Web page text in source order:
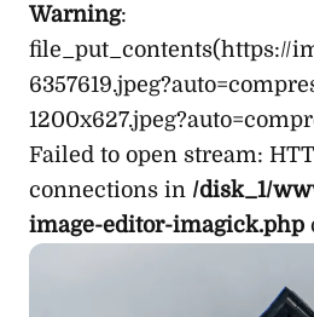
Warning:
file_put_contents(https://
Failed to open stream:
connections in /disk_1/
image-editor-imagick.php